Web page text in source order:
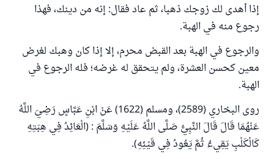
إذا أهدى لك زوجك ذهبا، ثم عاد فقال: إنه من دينك، فهذا
رجوع منه في الهبة.
والرجوع في الهبة بعد القبض محرم، إلا إذا كان وهبك لغرض
معين كحسن العشرة، ولم يتحقق له غرضه؛ فله الرجوع في
الهبة.
روى البخاري (2589)، ومسلم (1622) عَنْ ابْنِ عَبَّاسٍ رَضِيَ اللَّهُ
عَنْهُمَا قَالَ قَالَ النَّبِيُّ صَلَّى اللَّهُ عَلَيْهِ وَسَلَّمَ : (الْعَائِدُ فِي هِبَتِهِ
كَالْكَلْبِ يَقِيءُ ثُمَّ يَعُودُ فِي قَيْئِهِ).